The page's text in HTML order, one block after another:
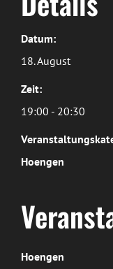
Datum:
18. August
Zeit:
19:00 - 20:30
Hoengen
Hoengen